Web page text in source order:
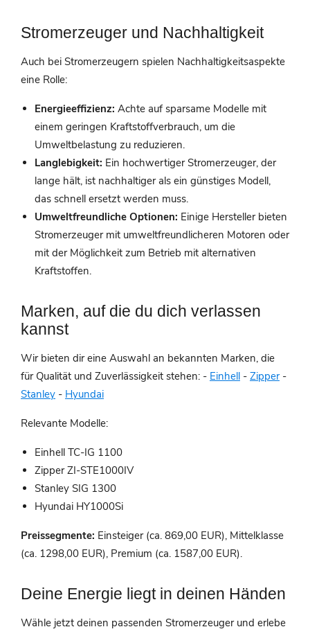
Stromerzeuger und Nachhaltigkeit
Auch bei Stromerzeugern spielen Nachhaltigkeitsaspekte
eine Rolle:
Energieeffizienz: Achte auf sparsame Modelle mit
einem geringen Kraftstoffverbrauch, um die
Umweltbelastung zu reduzieren.
Langlebigkeit: Ein hochwertiger Stromerzeuger, der
lange hält, ist nachhaltiger als ein günstiges Modell,
das schnell ersetzt werden muss.
Umweltfreundliche Optionen: Einige Hersteller bieten
Stromerzeuger mit umweltfreundlicheren Motoren oder
mit der Möglichkeit zum Betrieb mit alternativen
Kraftstoffen.
Marken, auf die du dich verlassen
kannst
Wir bieten dir eine Auswahl an bekannten Marken, die
für Qualität und Zuverlässigkeit stehen: - Einhell - Zipper-
Stanley - Hyundai
Relevante Modelle:
Einhell TC-IG 1100
Zipper ZI-STE1000IV
Stanley SIG 1300
Hyundai HY1000Si
Preissegmente: Einsteiger (ca. 869,00 EUR), Mittelklasse
(ca. 1298,00 EUR), Premium (ca. 1587,00 EUR).
Deine Energie liegt in deinen Händen
Wähle jetzt deinen passenden Stromerzeuger und erlebe